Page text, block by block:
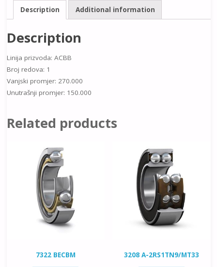
Description Additional information
Description
Linija prizvoda: ACBB
Broj redova: 1
Vanjski promjer: 270.000
Unutrašnji promjer: 150.000
Related products
7322 BECBM 3208 A-2RS1TN9/MT33